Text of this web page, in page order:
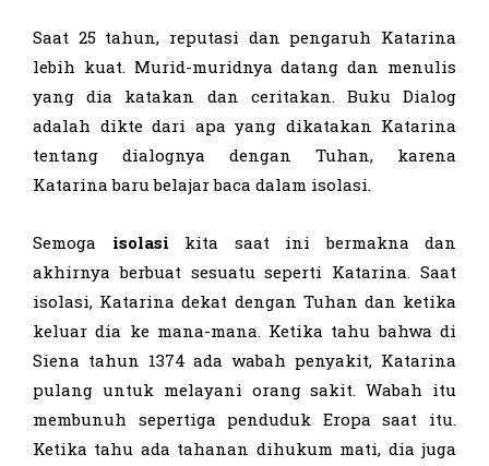
Saat 25 tahun, reputasi dan pengaruh Katarina
lebih kuat. Murid-muridnya datang dan menulis
yang dia katakan dan ceritakan. Buku Dialog
adalah dikte dari apa yang dikatakan Katarina
tentang dialognya dengan Tuhan, karena
Katarina baru belajar baca dalam isolasi.
Semoga isolasi kita saat ini bermakna dan
akhirnya berbuat sesuatu seperti Katarina. Saat
isolasi, Katarina dekat dengan Tuhan dan ketika
keluar dia ke mana-mana. Ketika tahu bahwa di
Siena tahun 1374 ada wabah penyakit, Katarina
pulang untuk melayani orang sakit. Wabah itu
membunuh sepertiga penduduk Eropa saat itu.
Ketika tahu ada tahanan dihukum mati, dia juga